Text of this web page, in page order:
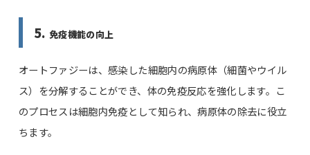
5. 免疫機能の向上
オートファジーは、感染した細胞内の病原体（細菌やウイル
ス）を分解することができ、体の免疫反応を強化します。こ
のプロセスは細胞内免疫として知られ、病原体の除去に役立
ちます。